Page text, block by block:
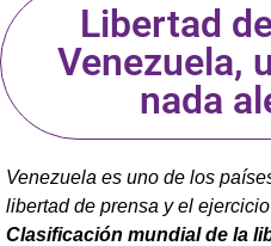
Libertad
Venezuela,
nada
Venezuela es uno de los
libertad de prensa y el
Clasificación mundial de la